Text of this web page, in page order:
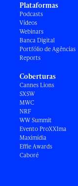
Plataformas
Podcasts
Vídeos
Webinars
Banca Digital
Portfólio de Agências
Reports
Coberturas
Cannes Lions
SXSW
MWC
NRF
WW Summit
Evento ProXXIma
Maximídia
Effie Awards
Caboré